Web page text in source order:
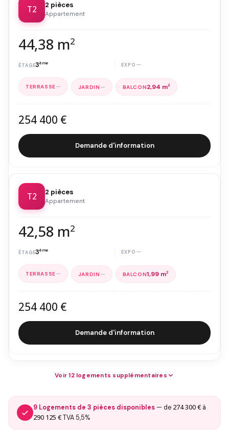
T2 2 pièces
Appartement
44,38 m2
3ème —
— — 2,94 m2
254 400 €
Demande d'information
T2 2 pièces
Appartement
42,58 m2
3ème —
— — 1,99 m2
254 400 €
Demande d'information
Voir 12 logements supplémentaires
9 Logements de 3 pièces disponibles — de 274 300 € à
290 125 €TVA 5,5%